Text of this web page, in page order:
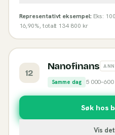
Representativt eksempel: Eks:
16,90%, totalt 134 800 kr
12
Nanofinans
Samme dag 5 000–
Søk hos
Vis